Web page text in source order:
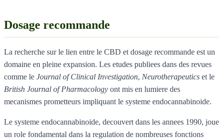
Dosage recommande
La recherche sur le lien entre le CBD et dosage recommande est un
domaine en pleine expansion. Les etudes publiees dans des revues
comme le Journal of Clinical Investigation, Neurotherapeutics et le
British Journal of Pharmacology ont mis en lumiere des
mecanismes prometteurs impliquant le systeme endocannabinoide.
Le systeme endocannabinoide, decouvert dans les annees 1990, joue
un role fondamental dans la regulation de nombreuses fonctions